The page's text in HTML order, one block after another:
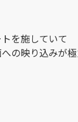
を施していて
の映り込みが